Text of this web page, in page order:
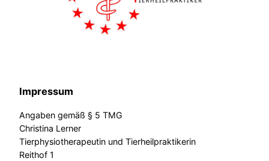
Impressum
Angaben gemäß § 5 TMG
Christina Lerner
Tierphysiotherapeutin und Tierheilpraktikerin
Reithof 1